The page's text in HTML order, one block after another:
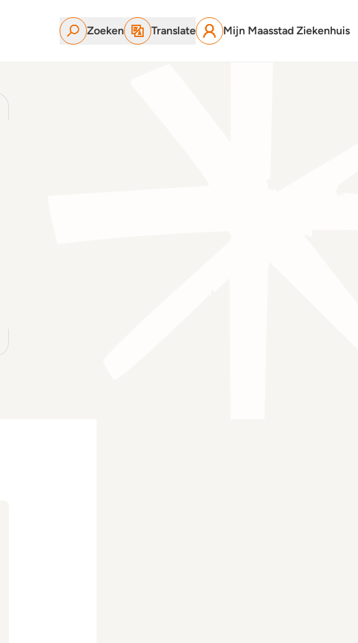
Zoeken Translate Mijn Maasstad Ziekenhuis